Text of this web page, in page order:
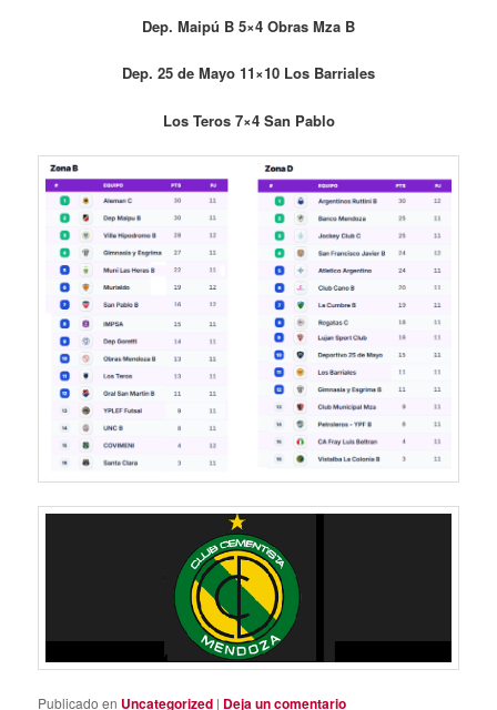
Dep. Maipú B 5×4 Obras Mza B
Dep. 25 de Mayo 11×10 Los Barriales
Los Teros 7×4 San Pablo
Publicado en Uncategorized | Deja un comentario